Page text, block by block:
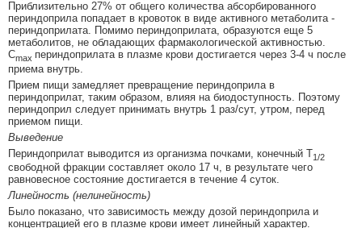
Приблизительно 27% от общего количества абсорбированного
периндоприла попадает в кровоток в виде активного метаболита -
периндоприлата. Помимо периндоприлата, образуются еще 5
метаболитов, не обладающих фармакологической активностью.
Cmax периндоприлата в плазме крови достигается через 3-4 ч после
приема внутрь.
Прием пищи замедляет превращение периндоприла в
периндоприлат, таким образом, влияя на биодоступность. Поэтому
периндоприл следует принимать внутрь 1 раз/сут, утром, перед
приемом пищи.
Выведение
Периндоприлат выводится из организма почками, конечный Т1/2
свободной фракции составляет около 17 ч, в результате чего
равновесное состояние достигается в течение 4 суток.
Линейность (нелинейность)
Было показано, что зависимость между дозой периндоприла и
концентрацией его в плазме крови имеет линейный характер.